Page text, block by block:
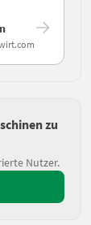
zu
Nutzer.